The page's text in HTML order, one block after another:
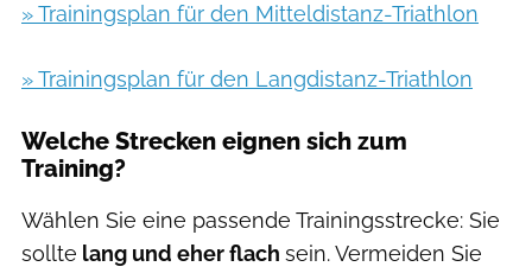
» Trainingsplan für den Mitteldistanz-Triathlon
» Trainingsplan für den Langdistanz-Triathlon
Welche Strecken eignen sich zum
Training?
Wählen Sie eine passende Trainingsstrecke: Sie
sollte lang und eher flach sein. Vermeiden Sie